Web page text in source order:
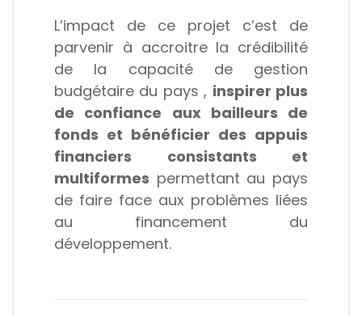
L’impact de ce projet c’est de
parvenir à accroitre la crédibilité
de la capacité de gestion
budgétaire du pays , inspirer plus
de confiance aux bailleurs de
fonds et bénéficier des appuis
financiers consistants et
multiformes permettant au pays
de faire face aux problèmes liées
au financement du
développement.